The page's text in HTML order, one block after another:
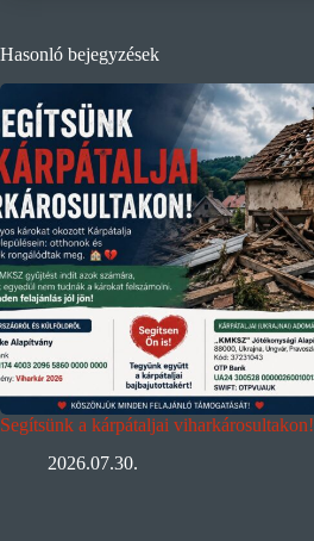
Hasonló bejegyzések
Segítsünk a kárpátaljai viharkárosultakon!
2026.07.30.